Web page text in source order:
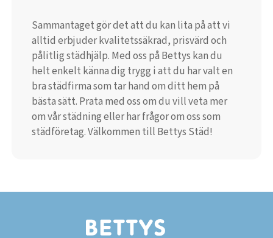
Sammantaget gör det att du kan lita på att vi
alltid erbjuder kvalitetssäkrad, prisvärd och
pålitlig städhjälp. Med oss på Bettys kan du
helt enkelt känna dig trygg i att du har valt en
bra städfirma som tar hand om ditt hem på
bästa sätt. Prata med oss om du vill veta mer
om vår städning eller har frågor om oss som
städföretag. Välkommen till Bettys Städ!